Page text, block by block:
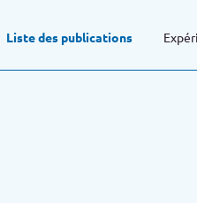
Liste des publications